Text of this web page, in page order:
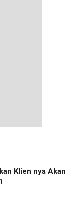
Klien nya Akan